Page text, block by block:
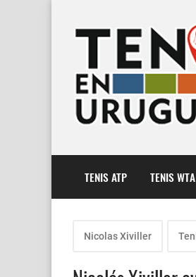
TENIS ATP TENIS WTA
Nicolas Xiviller